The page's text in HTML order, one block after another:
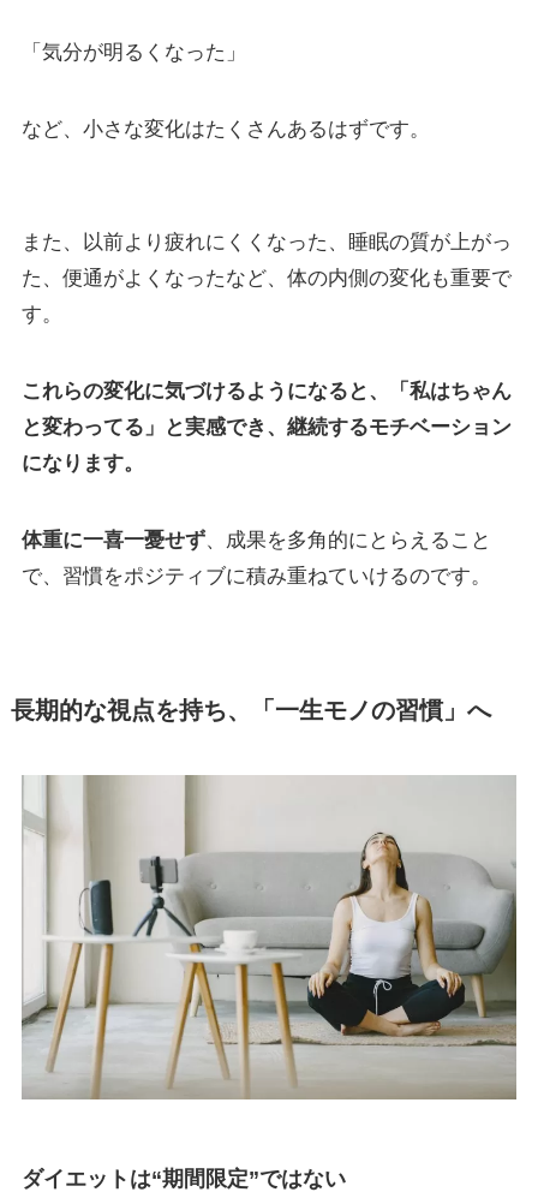
「気分が明るくなった」
など、小さな変化はたくさんあるはずです。
また、以前より疲れにくくなった、睡眠の質が上がっ
た、便通がよくなったなど、体の内側の変化も重要で
す。
これらの変化に気づけるようになると、「私はちゃん
と変わってる」と実感でき、継続するモチベーション
になります。
体重に一喜一憂せず、成果を多角的にとらえること
で、習慣をポジティブに積み重ねていけるのです。
長期的な視点を持ち、「一生モノの習慣」へ
ダイエットは“期間限定”ではない